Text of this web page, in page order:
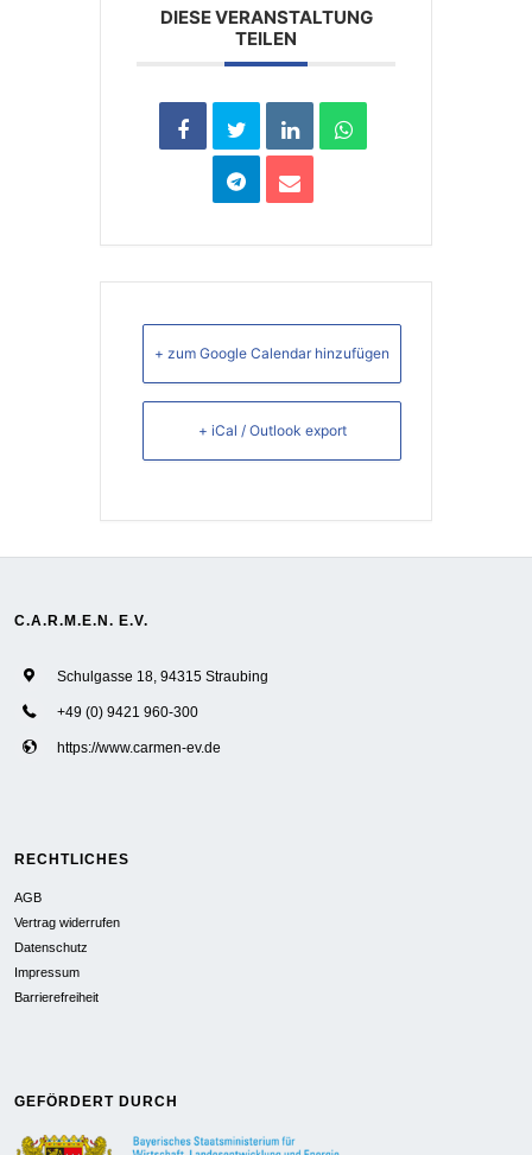
DIESE VERANSTALTUNG
TEILEN
+ zum Google Calendar hinzufügen
+ iCal / Outlook export
C.A.R.M.E.N. E.V.
Schulgasse 18, 94315 Straubing
+49 (0) 9421 960-300
https://www.carmen-ev.de
RECHTLICHES
AGB
Vertrag widerrufen
Datenschutz
Impressum
Barrierefreiheit
GEFÖRDERT DURCH